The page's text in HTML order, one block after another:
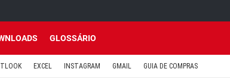
GLOSSÁRIO
EXCEL INSTAGRAM GMAIL GUIA DE COMPRAS